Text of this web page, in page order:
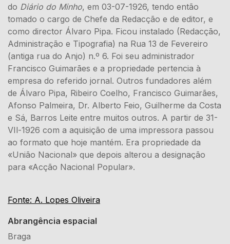
do Diário do Minho, em 03-07-1926, tendo então
tomado o cargo de Chefe da Redacção e de editor, e
como director Álvaro Pipa. Ficou instalado (Redacção,
Administração e Tipografia) na Rua 13 de Fevereiro
(antiga rua do Anjo) n.º 6. Foi seu administrador
Francisco Guimarães e a propriedade pertencia à
empresa do referido jornal. Outros fundadores além
de Álvaro Pipa, Ribeiro Coelho, Francisco Guimarães,
Afonso Palmeira, Dr. Alberto Feio, Guilherme da Costa
e Sá, Barros Leite entre muitos outros. A partir de 31-
VIl-1926 com a aquisição de uma impressora passou
ao formato que hoje mantém. Era propriedade da
«União Nacional» que depois alterou a designação
para «Acção Nacional Popular».
Fonte: A. Lopes Oliveira
Abrangência espacial
Braga